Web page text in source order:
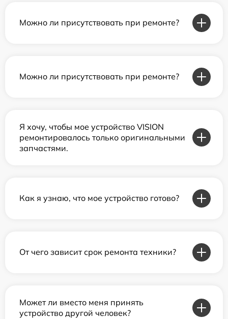
Можно ли присутствовать при ремонте?
Можно ли присутствовать при ремонте?
Я хочу, чтобы мое устройство VISION
ремонтировалось только оригинальными
запчастями.
Как я узнаю, что мое устройство готово?
От чего зависит срок ремонта техники?
Может ли вместо меня принять
устройство другой человек?